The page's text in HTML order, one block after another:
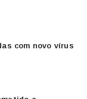
com novo vírus